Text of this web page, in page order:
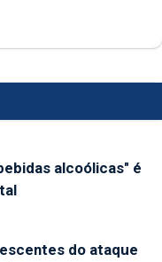
alcoólicas" é
do ataque